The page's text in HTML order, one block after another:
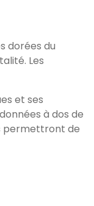
dorées du
Les
et ses
à dos de
permettront de